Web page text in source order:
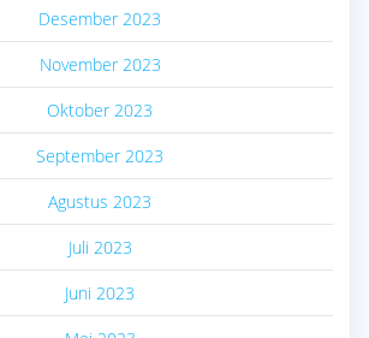
Desember 2023
November 2023
Oktober 2023
September 2023
Agustus 2023
Juli 2023
Juni 2023